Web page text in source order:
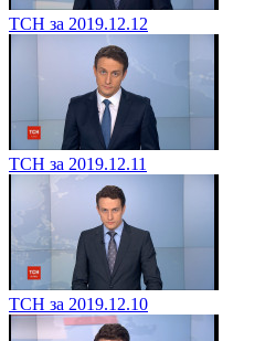
ТСН за 2019.12.12
ТСН за 2019.12.11
ТСН за 2019.12.10